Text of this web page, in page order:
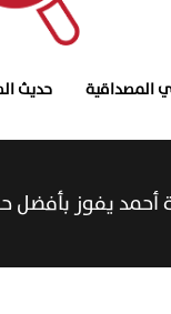
المصداقية حديث
أحمد يفوز